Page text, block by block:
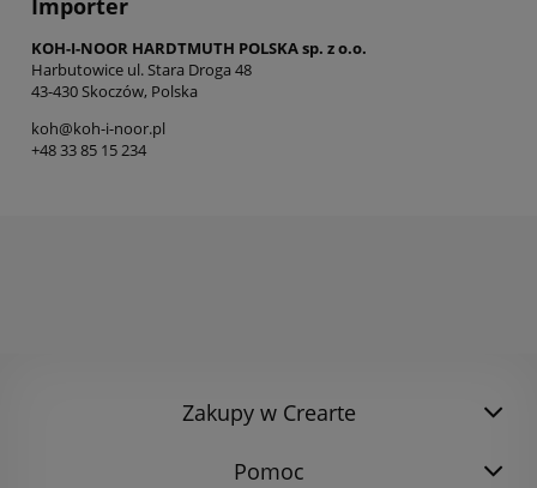
Importer
KOH-I-NOOR HARDTMUTH POLSKA sp. z o.o.
Harbutowice ul. Stara Droga 48
43-430 Skoczów, Polska
koh@koh-i-noor.pl
+48 33 85 15 234
Zakupy w Crearte
Pomoc